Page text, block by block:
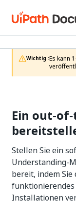
Wichtig :Es kann
Ein out-
Stellen Sie ein
Understanding-
bereit, indem Sie
Installationen